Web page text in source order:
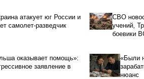
атакует юг России и
самолет-разведчик
СВО
учений,
боевики
оказывает помощь»:
заявление в
«Были
нюанс